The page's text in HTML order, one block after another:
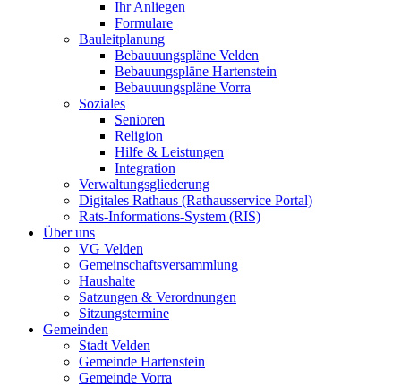
Ihr Anliegen
Formulare
Bauleitplanung
Bebauuungspläne Velden
Bebauungspläne Hartenstein
Bebauuungspläne Vorra
Soziales
Senioren
Religion
Hilfe & Leistungen
Integration
Verwaltungsgliederung
Digitales Rathaus (Rathausservice Portal)
Rats-Informations-System (RIS)
Über uns
VG Velden
Gemeinschaftsversammlung
Haushalte
Satzungen & Verordnungen
Sitzungstermine
Gemeinden
Stadt Velden
Gemeinde Hartenstein
Gemeinde Vorra